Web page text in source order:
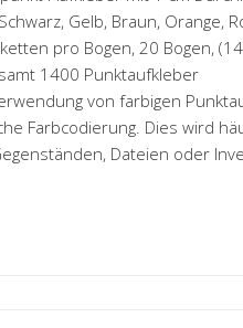
Gelb, Braun, Orange,
pro Bogen, 20 Bogen,
1400 Punktaufkleber
von farbigen
Farbcodierung. Dies wird
Dateien oder